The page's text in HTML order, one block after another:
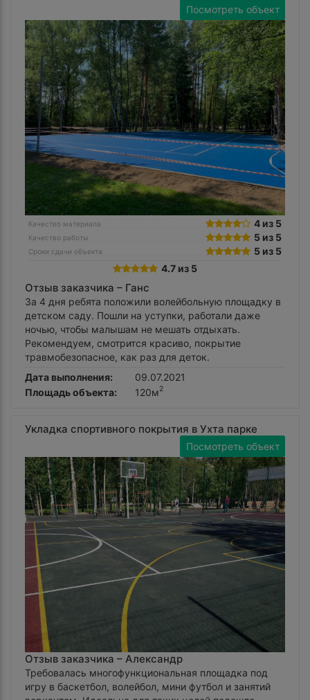
Посмотреть объект
Качество материала 4 из 5
Качество работы 5 из 5
Сроки сдачи объекта
5 из 5
4.7 из 5
Отзыв заказчика – Ганс
За 4 дня ребята положили волейбольную площадку в
детском саду. Пошли на уступки, работали даже
ночью, чтобы малышам не мешать отдыхать.
Рекомендуем, смотрится красиво, покрытие
травмобезопасное, как раз для деток.
Дата выполнения:
09.07.2021
Площадь объекта:
120м2
Укладка спортивного покрытия в Ухта парке
Посмотреть объект
Отзыв заказчика – Александр
Требовалась многофункциональная площадка под
игру в баскетбол, волейбол, мини футбол и занятий